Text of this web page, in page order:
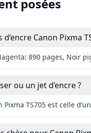
posées
Canon Pixma
890 pages, Noir
ou un jet d’encre ?
TS705 est celle